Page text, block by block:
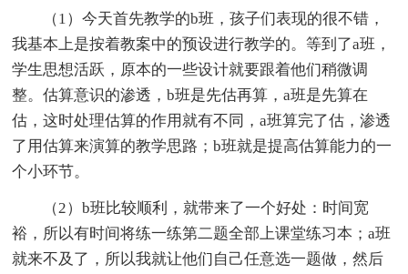
（1）今天首先教学的b班，孩子们表现的很不错，
我基本上是按着教案中的预设进行教学的。等到了a班，
学生思想活跃，原本的一些设计就要跟着他们稍微调
整。估算意识的渗透，b班是先估再算，a班是先算在
估，这时处理估算的作用就有不同，a班算完了估，渗透
了用估算来演算的教学思路；b班就是提高估算能力的一
个小环节。
（2）b班比较顺利，就带来了一个好处：时间宽
裕，所以有时间将练一练第二题全部上课堂练习本；a班
就来不及了，所以我就让他们自己任意选一题做，然后